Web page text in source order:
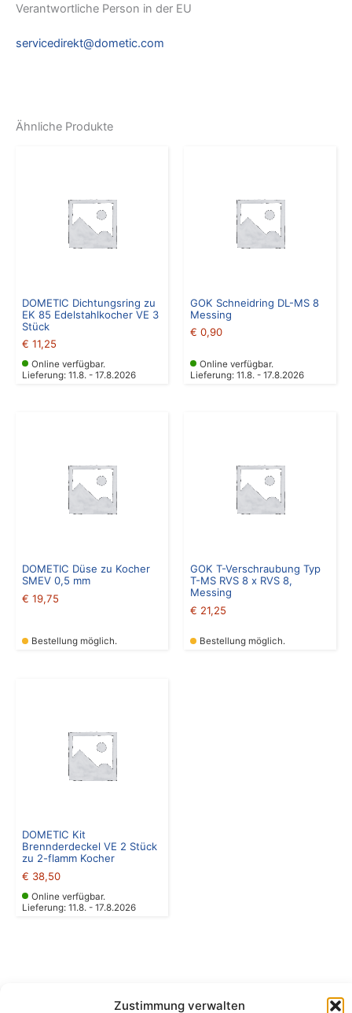
Zustimmung verwalten
Verantwortliche Person in der EU
servicedirekt@dometic.com
Ähnliche Produkte
DOMETIC Dichtungsring zu
EK 85 Edelstahlkocher VE 3
Stück
€ 11,25
Online verfügbar.
Lieferung: 11.8. - 17.8.2026
GOK Schneidring DL-MS 8
Messing
€ 0,90
Online verfügbar.
Lieferung: 11.8. - 17.8.2026
DOMETIC Düse zu Kocher
SMEV 0,5 mm
€ 19,75
Bestellung möglich.
GOK T-Verschraubung Typ
T-MS RVS 8 x RVS 8,
Messing
€ 21,25
Bestellung möglich.
DOMETIC Kit
Brennderdeckel VE 2 Stück
zu 2-flamm Kocher
€ 38,50
Online verfügbar.
Lieferung: 11.8. - 17.8.2026